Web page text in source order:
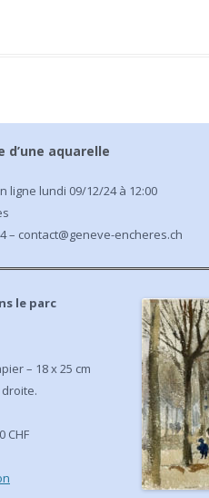
d’une aquarelle
ligne lundi 09/12/24 à 12:00
– contact@geneve-encheres.ch
le parc
– 18 x 25 cm
CHF